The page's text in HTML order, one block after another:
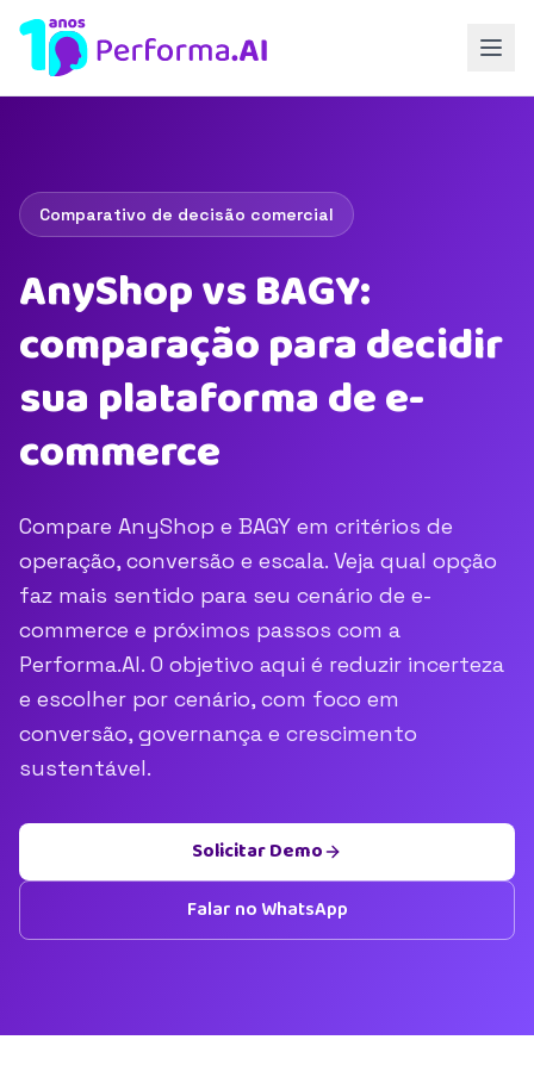
Comparativo de decisão comercial
AnyShop vs BAGY:
comparação para decidir
sua plataforma de e-
commerce
Compare AnyShop e BAGY em critérios de
operação, conversão e escala. Veja qual opção
faz mais sentido para seu cenário de e-
commerce e próximos passos com a
Performa.AI. O objetivo aqui é reduzir incerteza
e escolher por cenário, com foco em
conversão, governança e crescimento
sustentável.
Solicitar Demo
Falar no WhatsApp